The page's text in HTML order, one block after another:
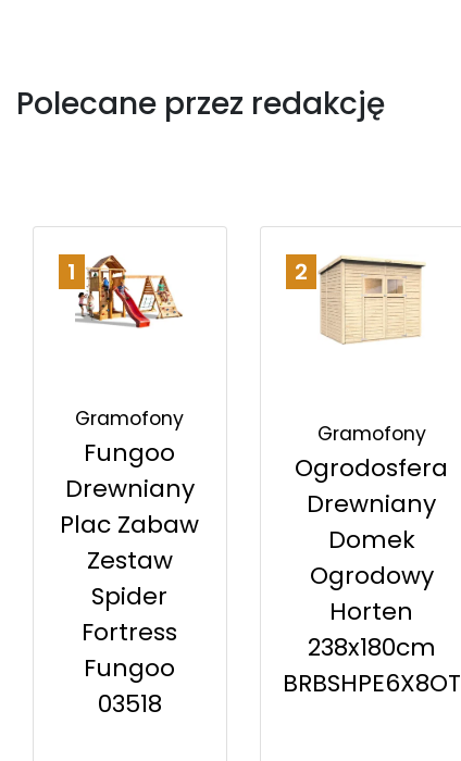
Polecane przez redakcję
1
Gramofony
Fungoo
Drewniany
Plac Zabaw
Zestaw
Spider
Fortress
Fungoo
03518
2
Gramofony
Ogrodosfera
Drewniany
Domek
Ogrodowy
Horten
238x180cm
BRBSHPE6X8OT